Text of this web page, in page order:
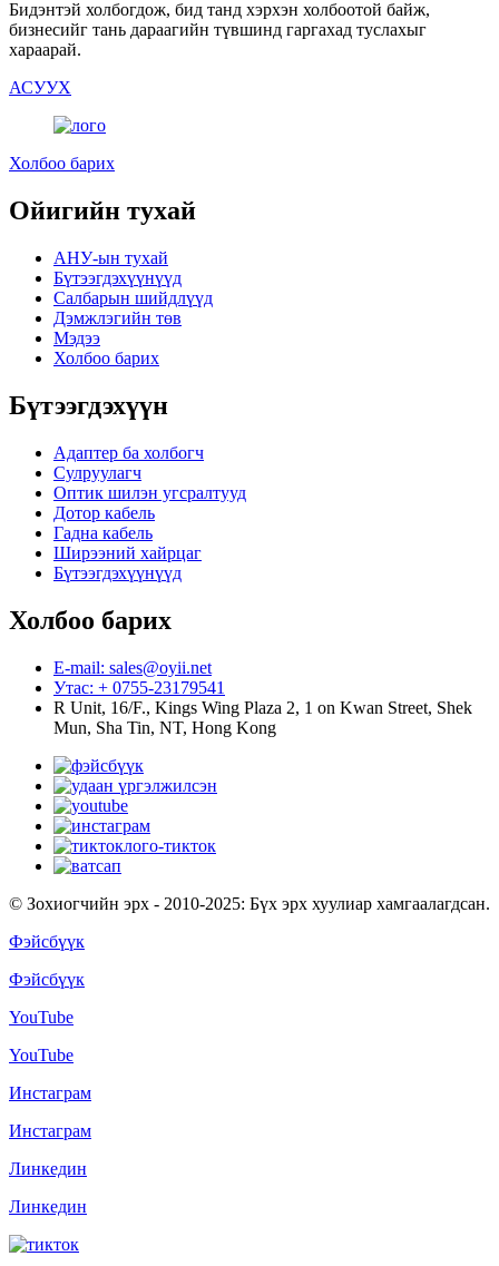
Бидэнтэй холбогдож, бид танд хэрхэн холбоотой байж,
бизнесийг тань дараагийн түвшинд гаргахад туслахыг
хараарай.
АСУУХ
Холбоо барих
Ойигийн тухай
АНУ-ын тухай
Бүтээгдэхүүнүүд
Салбарын шийдлүүд
Дэмжлэгийн төв
Мэдээ
Холбоо барих
Бүтээгдэхүүн
Адаптер ба холбогч
Сулруулагч
Оптик шилэн угсралтууд
Дотор кабель
Гадна кабель
Ширээний хайрцаг
Бүтээгдэхүүнүүд
Холбоо барих
E-mail: sales@oyii.net
Утас: + 0755-23179541
R Unit, 16/F., Kings Wing Plaza 2, 1 on Kwan Street, Shek
Mun, Sha Tin, NT, Hong Kong
© Зохиогчийн эрх - 2010-2025: Бүх эрх хуулиар хамгаалагдсан.
Фэйсбүүк
Фэйсбүүк
YouTube
YouTube
Инстаграм
Инстаграм
Линкедин
Линкедин